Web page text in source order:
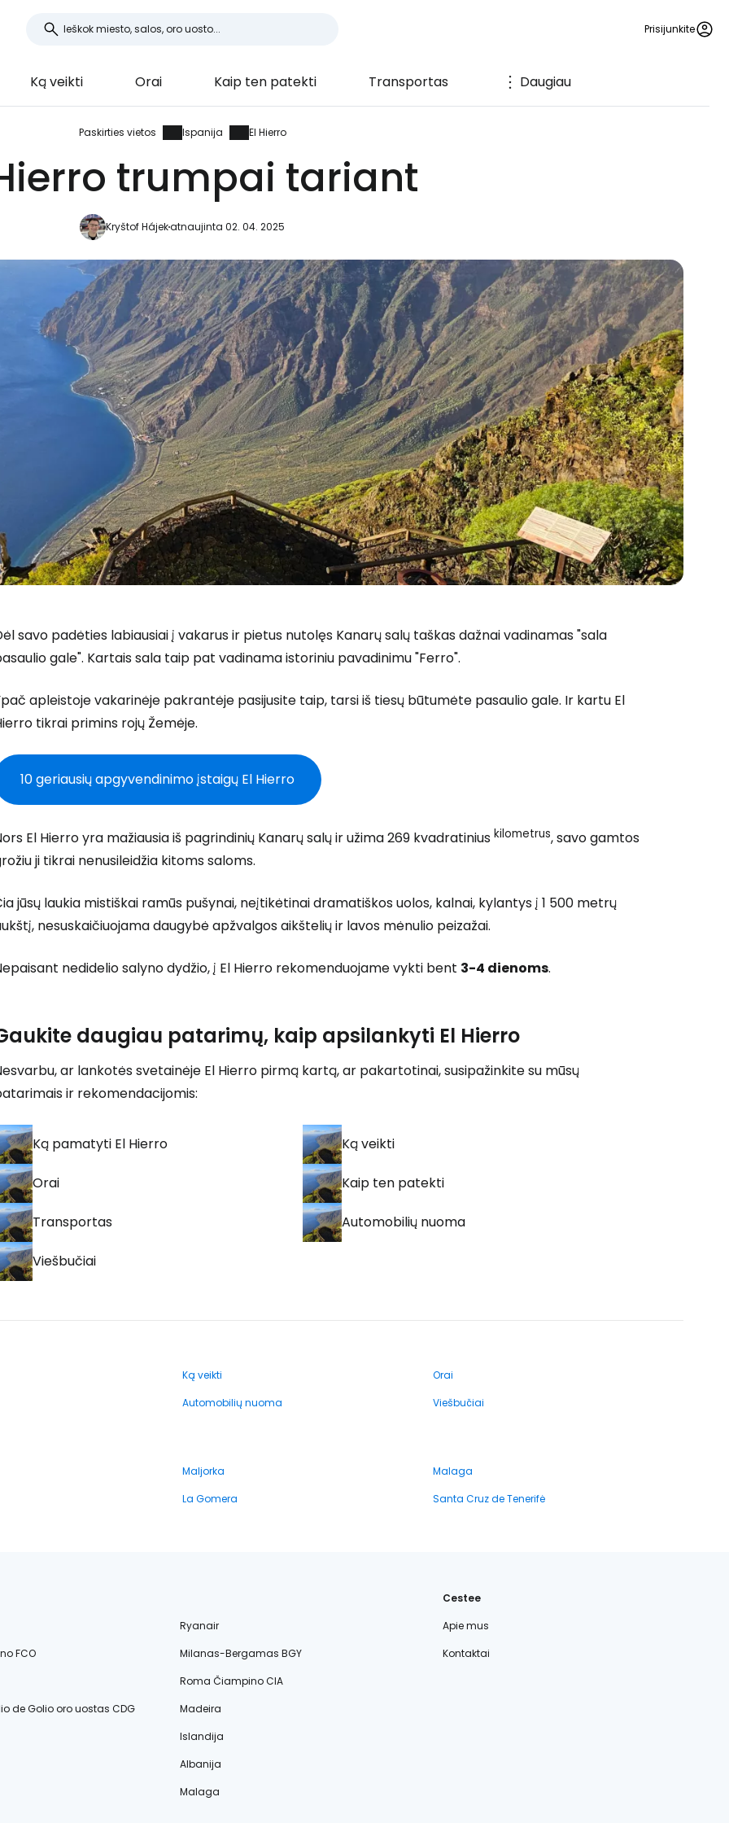
Prisijunkite
Ką veikti Orai Kaip ten patekti Transportas Daugiau
Paskirties vietos Ispanija El Hierro
trumpai tariant
Kryštof Hájekatnaujinta 02. 04. 2025
savo padėties labiausiai į vakarus ir pietus nutolęs Kanarų salų taškas dažnai vadinamas "sala
gale". Kartais sala taip pat vadinama istoriniu pavadinimu"Ferro".
apleistoje vakarinėje pakrantėje pasijusite taip, tarsi iš tiesų būtumėte pasaulio gale. Ir kartu El
tikrai primins rojų Žemėje.
10 geriausių apgyvendinimo įstaigų El Hierro
El Hierro yra mažiausia iš pagrindinių Kanarų salų ir užima 269 kvadratinius kilometrus, savo gamtos
ji tikrai nenusileidžia kitoms saloms.
jūsų laukia mistiškai ramūs pušynai, neįtikėtinai dramatiškos uolos, kalnai, kylantys į 1 500 metrų
nesuskaičiuojama daugybė apžvalgos aikštelių ir lavos mėnulio peizažai.
nedidelio salyno dydžio, į El Hierro rekomenduojame vykti bent 3-4 dienoms.
daugiau patarimų, kaip apsilankyti El Hierro
ar lankotės svetainėje El Hierro pirmą kartą, ar pakartotinai, susipažinkite su mūsų
ir rekomendacijomis:
Ką pamatyti El Hierro Ką veikti
Orai Kaip ten patekti
Transportas Automobilių nuoma
Viešbučiai
Ką veikti
Orai
Automobilių nuoma Viešbučiai
Maljorka
Malaga
La Gomera Santa Cruz de Tenerifė
Ryanair
FCO
Milanas-Bergamas BGY
Roma Čiampino CIA
de Golio oro uostas CDG
Madeira
Islandija
Albanija
Malaga
Cestee
Apie mus
Kontaktai
Prisijunkite prie Cestee
... pasaulinė kelionių bendruomenė